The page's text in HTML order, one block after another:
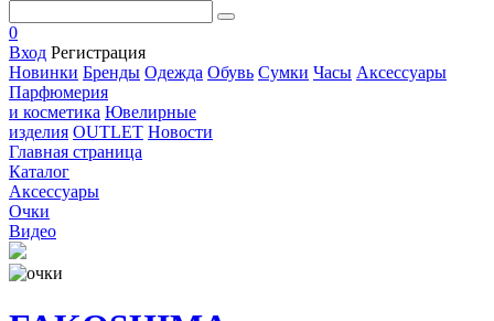
0
Вход Регистрация
Новинки Бренды Одежда Обувь Сумки Часы Аксессуары
Парфюмерия
и косметика Ювелирные
изделия OUTLET Новости
Главная страница
Каталог
Аксессуары
Очки
Видео